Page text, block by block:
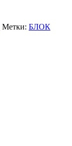
Метки: БЛОК